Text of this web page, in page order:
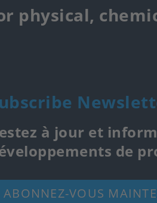
physical,
à jour et
de
ABONNEZ-VOUS